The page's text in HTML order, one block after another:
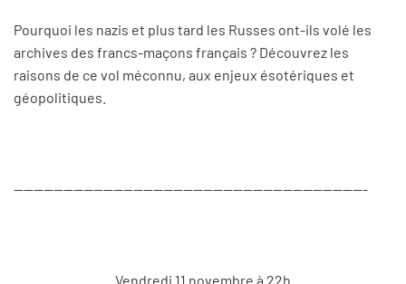
Pourquoi les nazis et plus tard les Russes ont-ils volé les
archives des francs-maçons français ? Découvrez les
raisons de ce vol méconnu, aux enjeux ésotériques et
géopolitiques.
-----------------------------------------------------------------------
Vendredi 11 novembre à 22h